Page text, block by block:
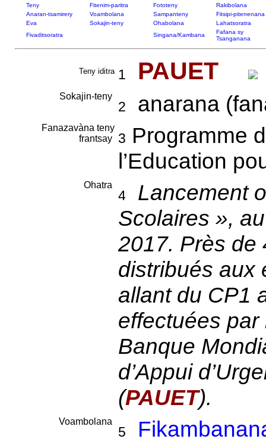
Teny Fitenim-paritra Fototeny
Rakibolana
Anaran-tsamirery
Voambolana Sampanteny
Fitsipi-pitenenana
Eva
Sokajin-teny Ohabolana
Lahatsoratra
Fivaditsoratra
Singana/Kambana
Fafana sy
Tsanganana
Teny iditra 1 PAUET
Sokajin-teny
2 anarana
Fanazavàna teny
frantsay
3 Programme
l’Education
Ohatra
4
Lancement
Scolaires »,
2017. Près de
distribués aux
allant du CP1
effectuées par
Banque
d’Appui
(PAUET).
Voambolana
5